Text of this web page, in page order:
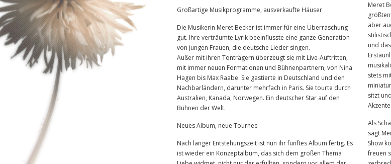
Großartige Musikprogramme, ausverkaufte Häuser
Die Musikerin Meret Becker ist immer für eine Überraschung
gut. Ihre verträumte Lyrik beeinflusste eine ganze Generation
von jungen Frauen, die deutsche Lieder singen.
Außer mit ihren Tonträgern überzeugt sie mit Live-Auftritten,
mit immer neuen Formationen und Bühnenpartnern, von Nina
Hagen bis Max Raabe. Sie gastierte in Deutschland und den
Nachbarländern, darunter mehrfach in Paris. Sie tourte durch
Australien, Kanada, Norwegen. Ein deutscher Star auf den
Bühnen der Welt.
Neues Album, neue Tournee
Nach langer Entstehungszeit ist nun ihr fünftes Album fertig. Es
ist wieder ein Konzeptalbum, das sich dem großen Thema
Meret
aber
und
stets
sitzt
Als
sagt
Show
freuen